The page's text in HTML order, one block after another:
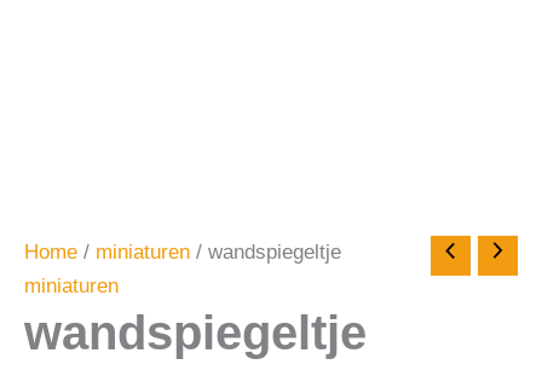
Home / miniaturen / wandspiegeltje
miniaturen
wandspiegeltje